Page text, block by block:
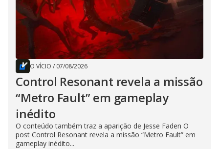
O VÍCIO / 07/08/2026
Control Resonant revela a missão
“Metro Fault” em gameplay
inédito
O conteúdo também traz a aparição de Jesse Faden O
post Control Resonant revela a missão “Metro Fault” em
gameplay inédito...